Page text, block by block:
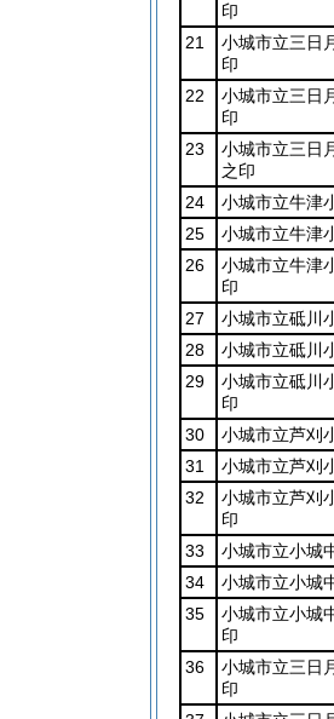
印
21
小城市立三日
印
22
小城市立三日
印
23
小城市立三日
之印
24
小城市立牛津
25
小城市立牛津
26
小城市立牛津
印
27
小城市立砥川
28
小城市立砥川
29
小城市立砥川
印
30
小城市立芦刈
31
小城市立芦刈
32
小城市立芦刈
印
33
小城市立小城
34
小城市立小城
35
小城市立小城
印
36
小城市立三日
印